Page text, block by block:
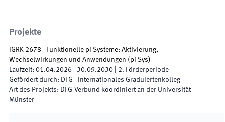
Projekte
IGRK 2678 - Funktionelle pi-Systeme: Aktivierung,
Wechselwirkungen und Anwendungen (pi-Sys)
Laufzeit: 01.04.2026 - 30.09.2030 2. Förderperiode
Gefördert durch: DFG - Internationales Graduiertenkolleg
Art des Projekts: DFG-Verbund koordiniert an der Universität
Münster